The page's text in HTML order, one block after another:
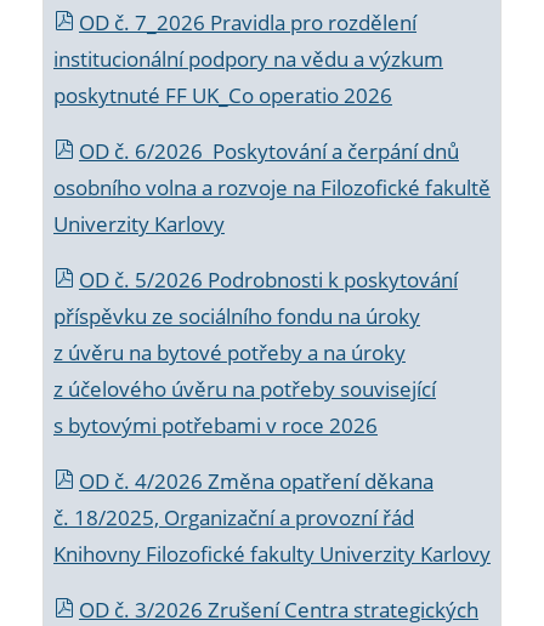
OD č. 7_2026 Pravidla pro rozdělení
institucionální podpory na vědu a výzkum
poskytnuté FF UK_Co operatio 2026
OD č. 6/2026 Poskytování a čerpání dnů
osobního volna a rozvoje na Filozofické fakultě
Univerzity Karlovy
OD č. 5/2026 Podrobnosti k poskytování
příspěvku ze sociálního fondu na úroky
z úvěru na bytové potřeby a na úroky
z účelového úvěru na potřeby související
s bytovými potřebami v roce 2026
OD č. 4/2026 Změna opatření děkana
č. 18/2025, Organizační a provozní řád
Knihovny Filozofické fakulty Univerzity Karlovy
OD č. 3/2026 Zrušení Centra strategických